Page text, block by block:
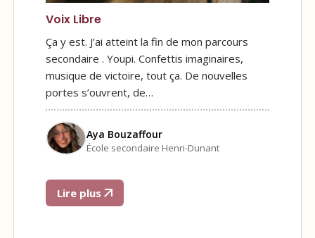
Voix Libre
Ça y est. J’ai atteint la fin de mon parcours
secondaire . Youpi. Confettis imaginaires,
musique de victoire, tout ça. De nouvelles
portes s’ouvrent, de…
Aya Bouzaffour
École secondaire Henri-Dunant
Lire plus